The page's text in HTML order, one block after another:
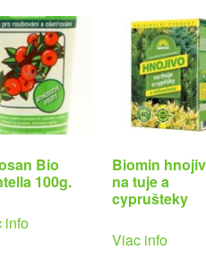
Bio
100g.
info
Biomin
na tuje a
cyprušteky
Viac info